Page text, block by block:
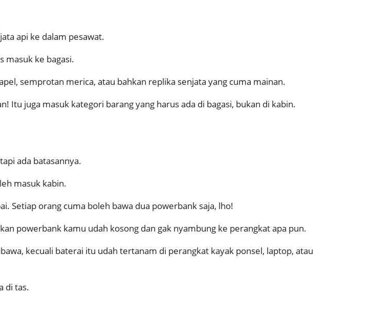
api ke dalam pesawat.
masuk ke bagasi.
semprotan merica, atau bahkan replika senjata yang cuma mainan.
Itu juga masuk kategori barang yang harus ada di bagasi, bukan di kabin.
ada batasannya.
masuk kabin.
Setiap orang cuma boleh bawa dua powerbank saja, lho!
powerbank kamu udah kosong dan gak nyambung ke perangkat apa pun.
kecuali baterai itu udah tertanam di perangkat kayak ponsel, laptop, atau
di tas.